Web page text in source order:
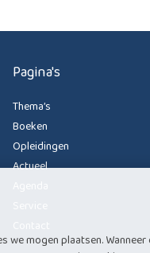
we mogen plaatsen.
Pagina's
Thema’s
Boeken
Opleidingen
Actueel